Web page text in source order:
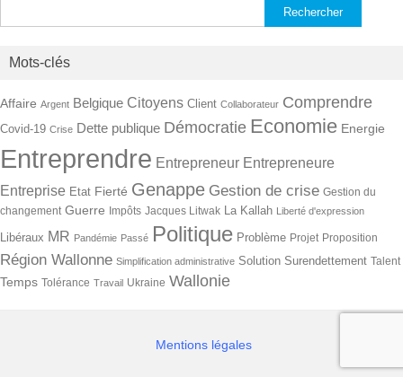
Mots-clés
Affaire Argent Belgique Citoyens Client Collaborateur Comprendre
Covid-19 Crise Dette publique Démocratie Economie Energie
Entreprendre Entrepreneur Entrepreneure
Entreprise Etat Fierté Genappe Gestion de crise Gestion du
changement Guerre Impôts Jacques Litwak La Kallah Liberté d'expression
Libéraux MR Pandémie Passé Politique Problème Projet Proposition
Région Wallonne Simplification administrative Solution Surendettement Talent
Temps Tolérance Travail Ukraine Wallonie
Mentions légales